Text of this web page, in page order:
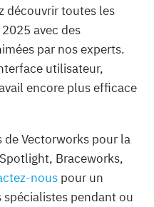
découvrir toutes les
avec des
par nos experts.
utilisateur,
encore plus efficace
de Vectorworks pour la
Braceworks,
nous pour un
pendant ou